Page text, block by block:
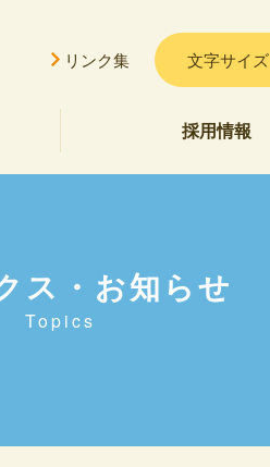
リンク集 文字サイズ
採用情報
ス・お知らせ
Topics